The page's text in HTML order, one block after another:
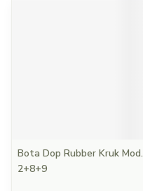
Bota Dop Rubber Kruk Mod.
2+8+9